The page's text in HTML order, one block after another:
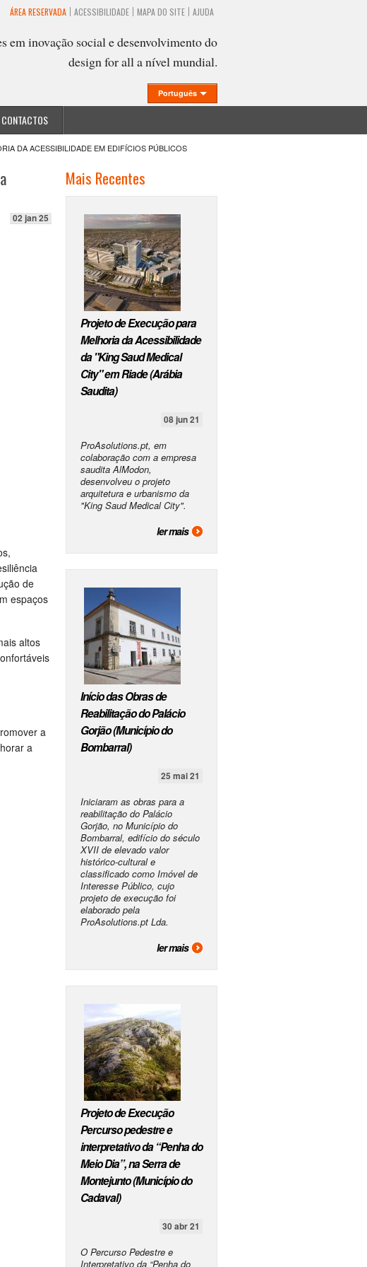
ÁREA RESERVADA ACESSIBILIDADE MAPA DO SITE AJUDA
em inovação social e desenvolvimento do
design for all a nível mundial.
Português
CONTACTOS
DA ACESSIBILIDADE EM EDIFÍCIOS PÚBLICOS
02 jan 25
de
espaços
altos
a
a
Mais Recentes
Projeto de Execução para
Melhoria da Acessibilidade
da "King Saud Medical
City" em Riade (Arábia
Saudita)
08 jun 21
ProAsolutions.pt, em
colaboração com a empresa
saudita AlModon,
desenvolveu o projeto
arquitetura e urbanismo da
"King Saud Medical City".
ler mais
Início das Obras de
Reabilitação do Palácio
Gorjão (Município do
Bombarral)
25 mai 21
Iniciaram as obras para a
reabilitação do Palácio
Gorjão, no Município do
Bombarral, edifício do século
XVII de elevado valor
histórico-cultural e
classificado como Imóvel de
Interesse Público, cujo
projeto de execução foi
elaborado pela
ProAsolutions.pt Lda.
ler mais
Projeto de Execução
Percurso pedestre e
interpretativo da “Penha do
Meio Dia”, na Serra de
Montejunto (Município do
Cadaval)
30 abr 21
O Percurso Pedestre e
Interpretativo da “Penha do